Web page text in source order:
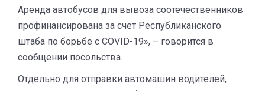
Аренда автобусов для вывоза соотечественников
профинансирована за счет Республиканского
штаба по борьбе с COVID-19», – говорится в
сообщении посольства.
Отдельно для отправки автомашин водителей,